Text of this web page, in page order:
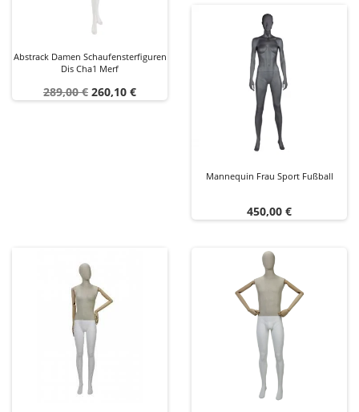
Abstrack Damen Schaufensterfiguren
Dis Cha1 Merf
Verkaufspreis
289,00 € Preis
260,10 €
Mannequin Frau Sport Fußball
Preis
450,00 €